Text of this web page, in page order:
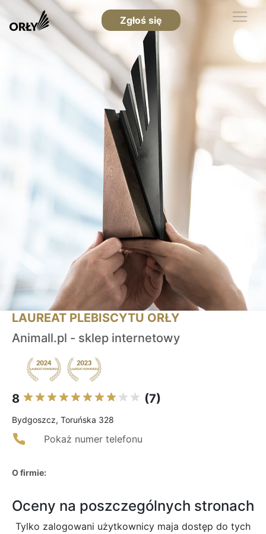
Zgłoś się
LAUREAT PLEBISCYTU ORŁY
Animall.pl - sklep internetowy
8 (7)
Bydgoszcz, Toruńska 328
Pokaż numer telefonu
O firmie:
Oceny na poszczególnych stronach
Tylko zalogowani użytkownicy maja dostęp do tych